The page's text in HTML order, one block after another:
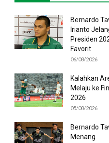
Bernardo
Irianto
Presiden
Favorit
06/08/2026
Kalahkan
Melaju ke
2026
05/08/2026
Bernardo
Menang